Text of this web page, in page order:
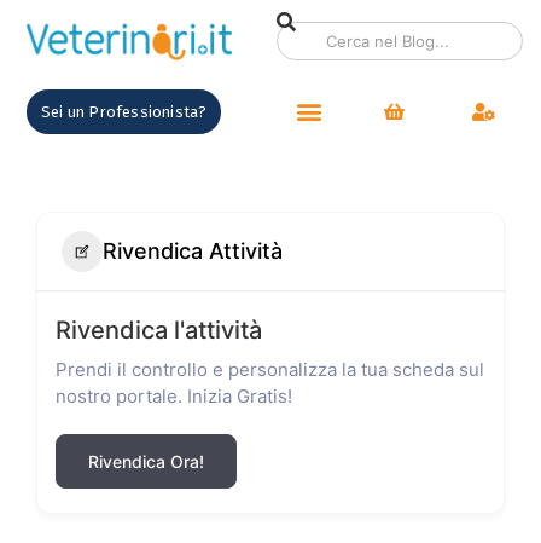
Sei un Professionista?
Rivendica Attività
Rivendica l'attività
Prendi il controllo e personalizza la tua scheda sul
nostro portale. Inizia Gratis!
Rivendica Ora!